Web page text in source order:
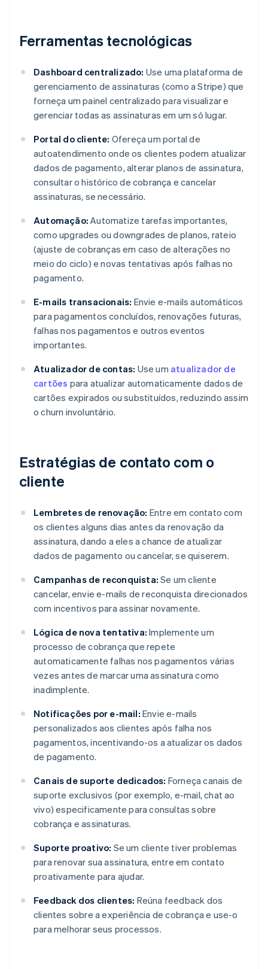
Ferramentas tecnológicas
Dashboard centralizado: Use uma plataforma de
gerenciamento de assinaturas (como a Stripe) que
forneça um painel centralizado para visualizar e
gerenciar todas as assinaturas em um só lugar.
Portal do cliente: Ofereça um portal de
autoatendimento onde os clientes podem atualizar
dados de pagamento, alterar planos de assinatura,
consultar o histórico de cobrança e cancelar
assinaturas, se necessário.
Automação: Automatize tarefas importantes,
como upgrades ou downgrades de planos, rateio
(ajuste de cobranças em caso de alterações no
meio do ciclo) e novas tentativas após falhas no
pagamento.
E-mails transacionais: Envie e-mails automáticos
para pagamentos concluídos, renovações futuras,
falhas nos pagamentos e outros eventos
importantes.
Atualizador de contas: Use um atualizador de
cartões para atualizar automaticamente dados de
cartões expirados ou substituídos, reduzindo assim
o churn involuntário.
Estratégias de contato com o
cliente
Lembretes de renovação: Entre em contato com
os clientes alguns dias antes da renovação da
assinatura, dando a eles a chance de atualizar
dados de pagamento ou cancelar, se quiserem.
Campanhas de reconquista: Se um cliente
cancelar, envie e-mails de reconquista direcionados
com incentivos para assinar novamente.
Lógica de nova tentativa: Implemente um
processo de cobrança que repete
automaticamente falhas nos pagamentos várias
vezes antes de marcar uma assinatura como
inadimplente.
Notificações por e-mail: Envie e-mails
personalizados aos clientes após falha nos
pagamentos, incentivando-os a atualizar os dados
de pagamento.
Canais de suporte dedicados: Forneça canais de
suporte exclusivos (por exemplo, e-mail, chat ao
vivo) especificamente para consultas sobre
cobrança e assinaturas.
Suporte proativo: Se um cliente tiver problemas
para renovar sua assinatura, entre em contato
proativamente para ajudar.
Feedback dos clientes: Reúna feedback dos
clientes sobre a experiência de cobrança e use-o
para melhorar seus processos.